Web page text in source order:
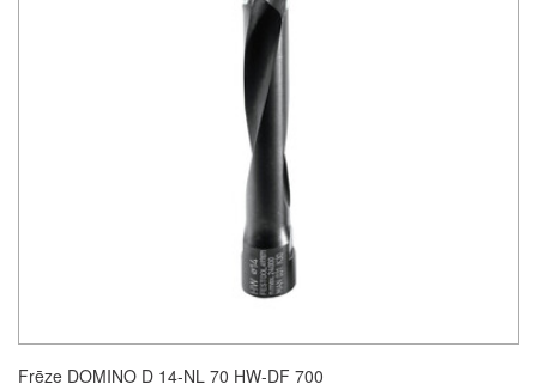
Frēze DOMINO D 14-NL 70 HW-DF 700